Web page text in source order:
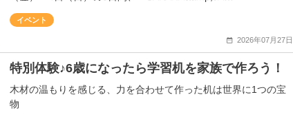
イベント
2026年07月27日
特別体験♪6歳になったら学習机を家族で作ろう！
木材の温もりを感じる、力を合わせて作った机は世界に1つの宝
物